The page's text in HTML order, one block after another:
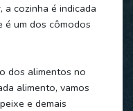
cozinha é indicada
é um dos cômodos
dos alimentos no
alimento, vamos
e demais